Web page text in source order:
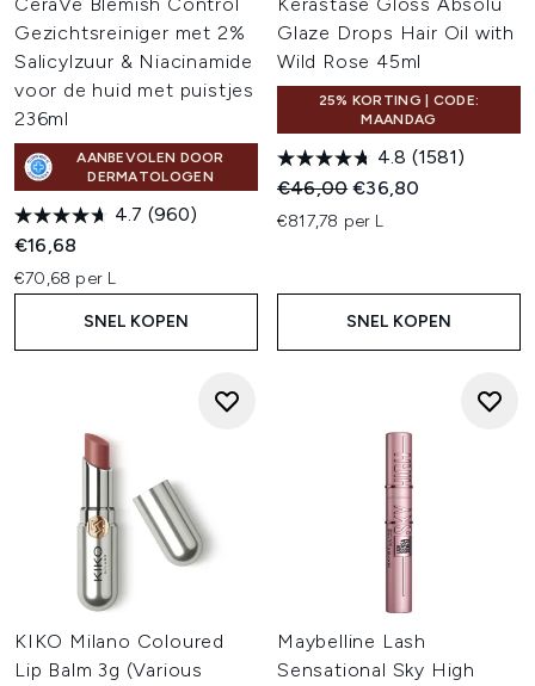
Gezichtsreiniger met 2%
Salicylzuur & Niacinamide
voor de huid met puistjes
236ml
AANBEVOLEN DOOR
DERMATOLOGEN
4.7 (960)
€16,68
€70,68 per L
SNEL KOPEN
Glaze Drops Hair Oil with
Wild Rose 45ml
25% KORTING | CODE:
MAANDAG
4.8 (1581)
Recommended Retail Price:
€46,00Huidige prijs:
€36,80
€817,78 per L
SNEL KOPEN
KIKO Milano Coloured
Lip Balm 3g (Various
Maybelline Lash
Sensational Sky High